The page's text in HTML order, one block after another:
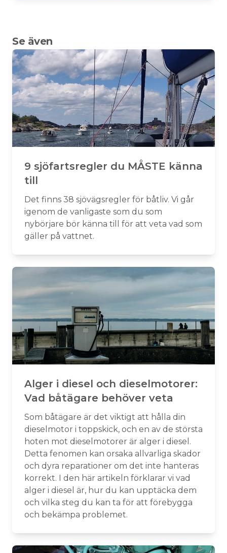
Se även
9 sjöfartsregler du MÅSTE känna
till
Det finns 38 sjövägsregler för båtliv. Vi går
igenom de vanligaste som du som
nybörjare bör känna till för att veta vad som
gäller på vattnet.
Alger i diesel och dieselmotorer:
Vad båtägare behöver veta
Som båtägare är det viktigt att hålla din
dieselmotor i toppskick, och en av de största
hoten mot dieselmotorer är alger i diesel.
Detta fenomen kan orsaka allvarliga skador
och dyra reparationer om det inte hanteras
korrekt. I den här artikeln förklarar vi vad
alger i diesel är, hur du kan upptäcka dem
och vilka steg du kan ta för att förebygga
och bekämpa problemet.